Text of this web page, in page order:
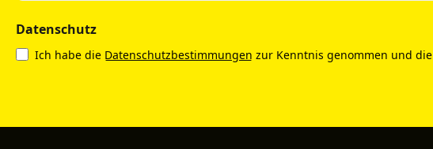
Datenschutz
Ich habe die Datenschutzbestimmungen zur Kenntnis genommen und die